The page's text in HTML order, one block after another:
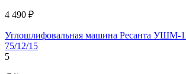
4 490 ₽
Углошлифовальная машина Ресанта УШМ-
75/12/15
5